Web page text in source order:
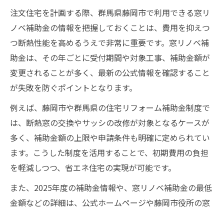
注文住宅を計画する際、群馬県藤岡市で利用できる窓リ
ノベ補助金の情報を把握しておくことは、費用を抑えつ
つ断熱性能を高めるうえで非常に重要です。窓リノベ補
助金は、その年ごとに受付期間や対象工事、補助金額が
変更されることが多く、最新の公式情報を確認すること
が失敗を防ぐポイントとなります。
例えば、藤岡市や群馬県の住宅リフォーム補助金制度で
は、断熱窓の交換やサッシの改修が対象となるケースが
多く、補助金額の上限や申請条件も明確に定められてい
ます。こうした制度を活用することで、初期費用の負担
を軽減しつつ、省エネ住宅の実現が可能です。
また、2025年度の補助金情報や、窓リノベ補助金の最低
金額などの詳細は、公式ホームページや藤岡市役所の窓